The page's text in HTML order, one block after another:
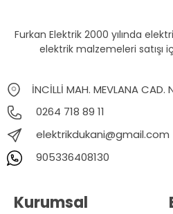
Furkan Elektrik 2000 yılında
elektrik malzemeleri satışı
İNCİLLİ MAH. MEVLANA
0264 718 89 11
elektrikdukani@gmail.com
905336408130
Kurumsal